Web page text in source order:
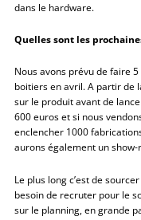
dans le hardware.
Quelles sont les
Nous avons prévu de faire
boitiers en avril. A partir de
sur le produit avant de
600 euros et si nous
enclencher 1000
aurons également un show-
Le plus long c’est de
besoin de recruter pour le
sur le planning, en grande